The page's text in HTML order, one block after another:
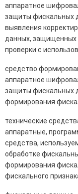
аппаратное
защиты фискальных
выявления
данных, защищенных
проверки с
средство
аппаратное
защиты фискальных
формирования
технические
аппаратные,
средства,
обработке
формирования
фискального